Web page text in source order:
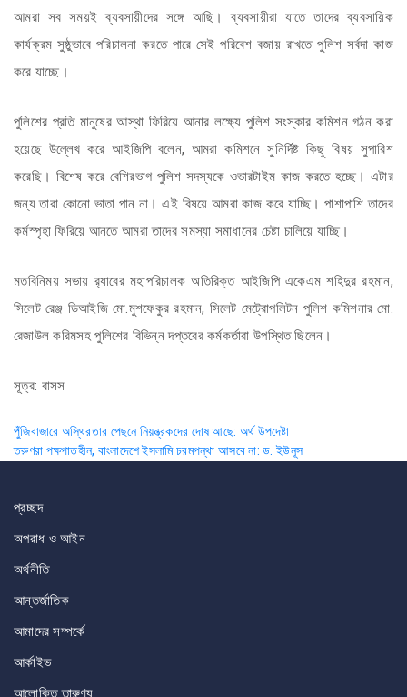
আমরা সব সময়ই ব্যবসায়ীদের সঙ্গে আছি। ব্যবসায়ীরা যাতে তাদের ব্যবসায়িক
কার্যক্রম সুষ্ঠুভাবে পরিচালনা করতে পারে সেই পরিবেশ বজায় রাখতে পুলিশ সর্বদা কাজ
করে যাচ্ছে।
পুলিশের প্রতি মানুষের আস্থা ফিরিয়ে আনার লক্ষ্যে পুলিশ সংস্কার কমিশন গঠন করা
হয়েছে উল্লেখ করে আইজিপি বলেন, আমরা কমিশনে সুনির্দিষ্ট কিছু বিষয় সুপারিশ
করেছি। বিশেষ করে বেশিরভাগ পুলিশ সদস্যকে ওভারটাইম কাজ করতে হচ্ছে। এটার
জন্য তারা কোনো ভাতা পান না। এই বিষয়ে আমরা কাজ করে যাচ্ছি। পাশাপাশি তাদের
কর্মস্পৃহা ফিরিয়ে আনতে আমরা তাদের সমস্যা সমাধানের চেষ্টা চালিয়ে যাচ্ছি।
মতবিনিময় সভায় র‌্যাবের মহাপরিচালক অতিরিক্ত আইজিপি একেএম শহিদুর রহমান,
সিলেট রেঞ্জ ডিআইজি মো.মুশফেকুর রহমান, সিলেট মেট্রোপলিটন পুলিশ কমিশনার মো.
রেজাউল করিমসহ পুলিশের বিভিন্ন দপ্তরের কর্মকর্তারা উপস্থিত ছিলেন।
সূত্র: বাসস
Post
navigation
পুঁজিবাজারে অস্থিরতার পেছনে নিয়ন্ত্রকদের দোষ আছে: অর্থ উপদেষ্টা
তরুণরা পক্ষপাতহীন, বাংলাদেশে ইসলামি চরমপন্থা আসবে না: ড. ইউনূস
প্রচ্ছদ
অপরাধ ও আইন
অর্থনীতি
আন্তর্জাতিক
আমাদের সম্পর্কে
আর্কাইভ
আলোকিত তারুণ্য